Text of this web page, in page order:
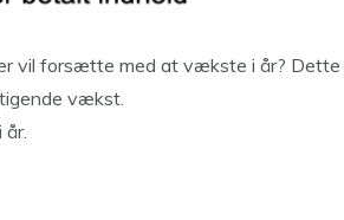
vil forsætte med at vækste i år? Dette
vækst.